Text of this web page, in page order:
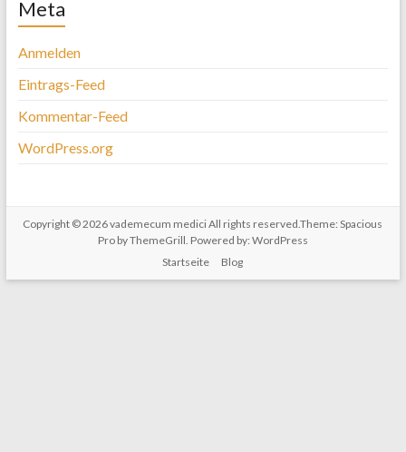
Meta
Anmelden
Eintrags-Feed
Kommentar-Feed
WordPress.org
Copyright © 2026vademecum mediciAll rights reserved.Theme:Spacious
Proby ThemeGrill. Powered by: WordPress
Startseite
Blog